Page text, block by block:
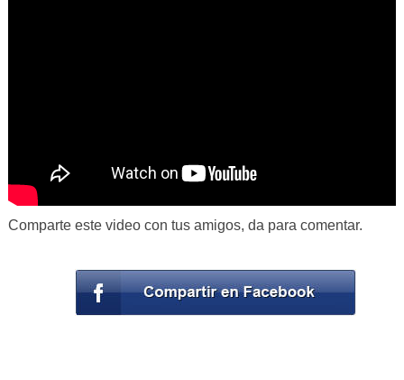
Comparte este video con tus amigos, da para comentar.